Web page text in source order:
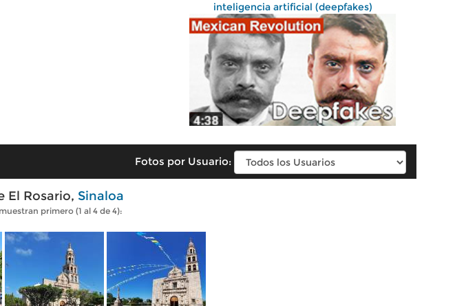
inteligencia artificial (deepfakes)
Fotos por Usuario:
El Rosario, Sinaloa
primero (1 al 4 de 4):